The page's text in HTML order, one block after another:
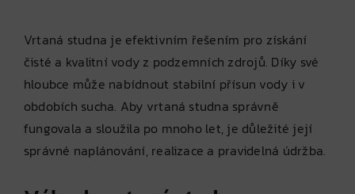
Vrtaná studna je efektivním řešením pro získání
čisté a kvalitní vody z podzemních zdrojů. Díky své
hloubce může nabídnout stabilní přísun vody i v
obdobích sucha. Aby vrtaná studna správně
fungovala a sloužila po mnoho let, je důležité její
správné naplánování, realizace a pravidelná údržba.